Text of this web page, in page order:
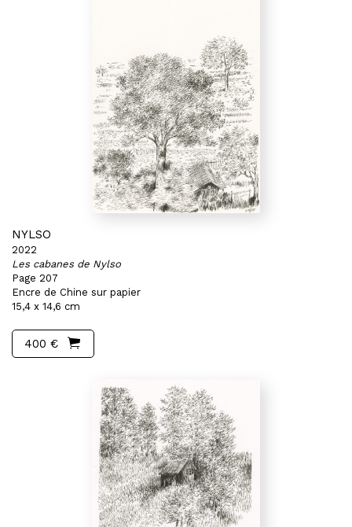
NYLSO
2022
Les cabanes de Nylso
Page 207
Encre de Chine sur papier
15,4 x 14,6 cm
400 €